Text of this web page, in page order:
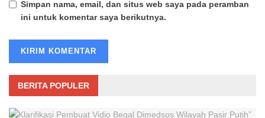
Simpan nama, email, dan situs web saya pada peramban
ini untuk komentar saya berikutnya.
BERITA POPULER